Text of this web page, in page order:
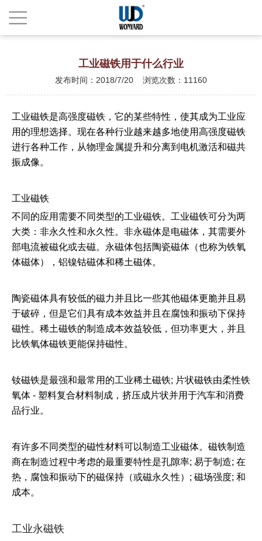
工业磁铁用于什么行业
发布时间：2018/7/20 浏览次数：11160
工业磁铁是高强度磁铁，它的某些特性，使其成为工业应
用的理想选择。现在各种行业越来越多地使用高强度磁铁
进行各种工作，从物理金属提升和分离到电机激活和磁共
振成像。
工业磁铁
不同的应用需要不同类型的工业磁铁。工业磁铁可分为两
大类：非永久性和永久性。非永磁体是电磁体，其需要外
部电流被磁化或去磁。永磁体包括陶瓷磁体（也称为铁氧
体磁体），铝镍钴磁体和稀土磁体。
陶瓷磁体具有较低的磁力并且比一些其他磁体更脆并且易
于破碎，但是它们具有成本效益并且在腐蚀和振动下保持
磁性。稀土磁铁的制造成本效益较低，但功率更大，并且
比铁氧体磁铁更能保持磁性。
钕磁铁是最强和最常用的工业稀土磁铁; 片状磁铁由柔性铁
氧体 - 塑料复合材料制成，挤压成片状并用于汽车和消费
品行业。
有许多不同类型的磁性材料可以制造工业磁体。磁铁制造
商在制造过程中考虑的最重要特性是孔隙率; 易于制造; 在
热，腐蚀和振动下的磁保持（或磁永久性）; 磁场强度; 和
成本。
工业永磁铁